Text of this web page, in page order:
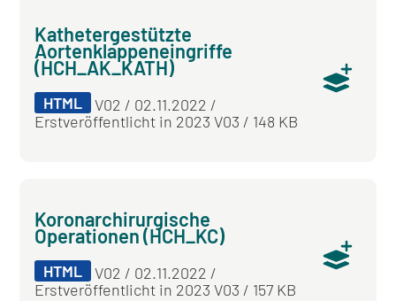
Kathetergestützte
Aortenklappeneingriffe
(HCH_AK_KATH)
HTML
V02 / 02.11.2022 /
Erstveröffentlicht in 2023 V03 / 148 KB
Koronarchirurgische
Operationen (HCH_KC)
HTML
V02 / 02.11.2022 /
Erstveröffentlicht in 2023 V03 / 157 KB